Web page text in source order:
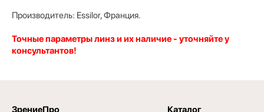
Производитель: Essilor, Франция.
Точные параметры линз и их наличие - уточняйте у
консультантов!
ЗрениеПро
Каталог